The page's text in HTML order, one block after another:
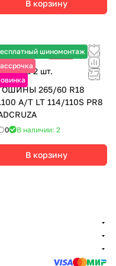
В корзину
шиномонтаж
₽16 830 ₽ -15%
₽ за 2 шт.
265/60 R18
A/T LT 114/110S PR8
0 В наличии: 2
В корзину